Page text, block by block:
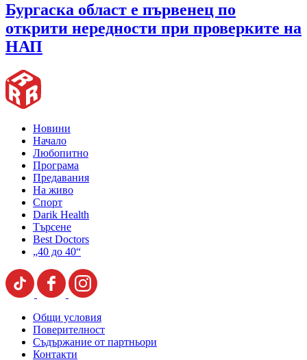
Бургаска област е първенец по
открити нередности при проверките на
НАП
Новини
Начало
Любопитно
Програма
Предавания
На живо
Спорт
Darik Health
Търсене
Best Doctors
„40 до 40“
Общи условия
Поверителност
Съдържание от партньори
Контакти